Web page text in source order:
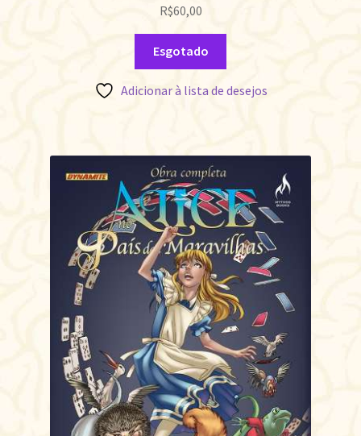
R$60,00
Esgotado
Adicionar à lista de desejos